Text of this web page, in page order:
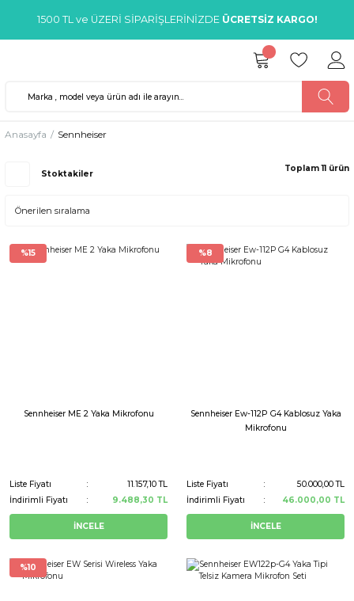
1500 TL ve ÜZERİ SİPARİŞLERİNİZDE ÜCRETSİZ KARGO!
Anasayfa Sennheiser
Stoktakiler
Toplam 11 ürün
%15
Sennheiser ME 2 Yaka Mikrofonu
Liste Fiyatı
11.157,10 TL
İndirimli Fiyatı
9.488,30 TL
İNCELE
%8
Sennheiser Ew-112P G4 Kablosuz Yaka
Mikrofonu
Liste Fiyatı
50.000,00 TL
İndirimli Fiyatı
46.000,00 TL
İNCELE
%10